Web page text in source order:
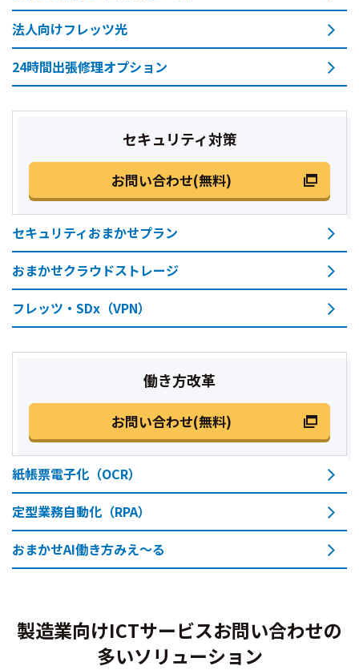
法人向けフレッツ光
24時間出張修理オプション
セキュリティ対策
お問い合わせ(無料)
セキュリティおまかせプラン
おまかせクラウドストレージ
フレッツ・SDx（VPN）
働き方改革
お問い合わせ(無料)
紙帳票電子化（OCR）
定型業務自動化（RPA）
おまかせAI働き方みえ～る
製造業向けICTサービスお問い合わせの
多いソリューション